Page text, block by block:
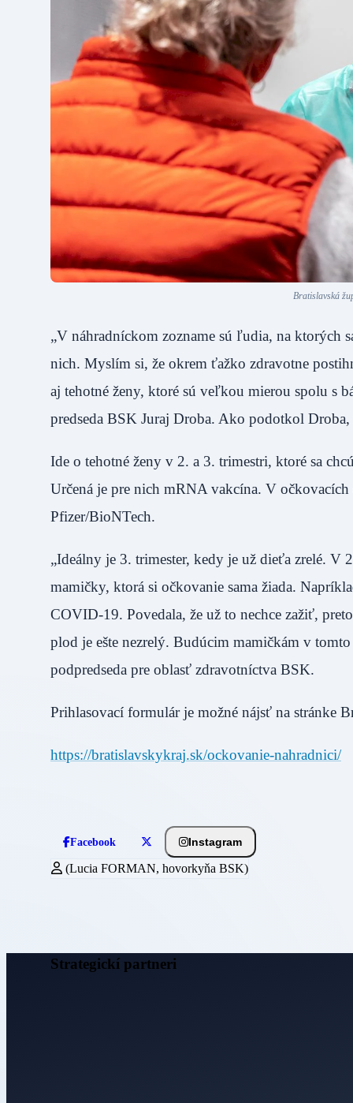
Bratislavská
„V náhradníckom zozname sú ľudia, na ktorých
nich. Myslím si, že okrem ťažko zdravotne
aj tehotné ženy, ktoré sú veľkou mierou spolu s
predseda BSK Juraj Droba. Ako podotkol
Ide o tehotné ženy v 2. a 3. trimestri, ktoré sa
Určená je pre nich mRNA vakcína. V
Pfizer/BioNTech.
„Ideálny je 3. trimester, kedy je už dieťa zrelé.
mamičky, ktorá si očkovanie sama žiada.
COVID-19. Povedala, že už to nechce zažiť,
plod je ešte nezrelý. Budúcim mamičkám v
podpredseda pre oblasť zdravotníctva BSK.
Prihlasovací formulár je možné nájsť na stránke
https://bratislavskykraj.sk/ockovanie-nahradnici/
Facebook Instagram
(Lucia FORMAN, hovorkyňa BSK)
Strategickí partneri